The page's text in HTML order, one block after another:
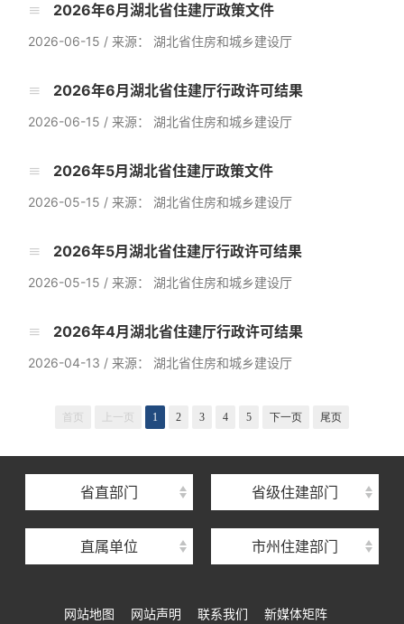
2026年6月湖北省住建厅政策文件
2026-06-15 / 来源： 湖北省住房和城乡建设厅
2026年6月湖北省住建厅行政许可结果
2026-06-15 / 来源： 湖北省住房和城乡建设厅
2026年5月湖北省住建厅政策文件
2026-05-15 / 来源： 湖北省住房和城乡建设厅
2026年5月湖北省住建厅行政许可结果
2026-05-15 / 来源： 湖北省住房和城乡建设厅
2026年4月湖北省住建厅行政许可结果
2026-04-13 / 来源： 湖北省住房和城乡建设厅
首页 上一页 1 2 3 4 5 下一页 尾页
省直部门 省级住建部门
直属单位
湖北省住建厅机关后勤服务中心
湖北省建设信息中心
湖北省住房保障中心
湖北省建设工程质量安全监督总站
湖北省建设工程标准定额管理总站 市州住建部门
网站地图 网站声明 联系我们 新媒体矩阵